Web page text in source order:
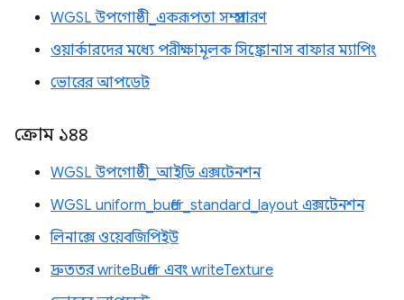
WGSL উপগোষ্ঠী_একরূপতা সম্প্রসারণ
ওয়ার্কারদের মধ্যে পরীক্ষামূলক সিঙ্ক্রোনাস বাফার ম্যাপিং
ভোরের আপডেট
ক্রোম ১৪৪
WGSL উপগোষ্ঠী_আইডি এক্সটেনশন
WGSL uniform_buffer_standard_layout এক্সটেনশন
লিনাক্সে ওয়েবজিপিইউ
দ্রুততর writeBuffer এবং writeTexture